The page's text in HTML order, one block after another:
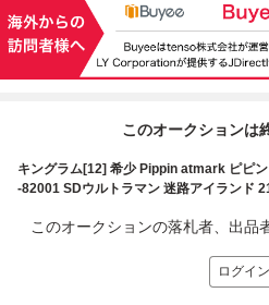
このオークションは
キングラム[12] 希少 Pippin atmark ピピ
-82001 SDウルトラマン 迷路アイランド
このオークションの落札者、出品
ログイン